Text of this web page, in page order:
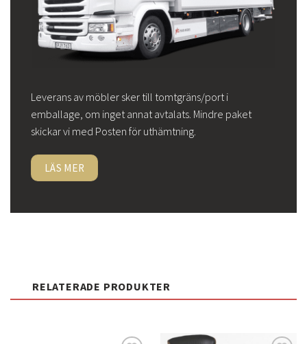
Leverans av möbler sker till tomtgräns/port i
emballage, om inget annat avtalats. Mindre paket
skickar vi med Posten för uthämtning.
LÄS MER
RELATERADE PRODUKTER